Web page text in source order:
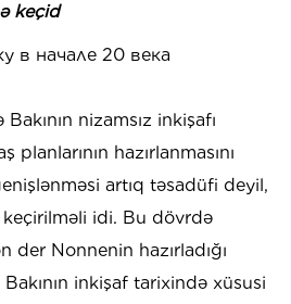
keçid
nizamsız inkişafı
hazırlanmasını
artıq təsadüfi deyil,
keçirilməli idi. Bu dövrdə
der Nonnenin hazırladığı
inkişaf tarixində xüsusi